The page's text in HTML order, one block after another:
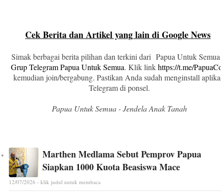
Cek Berita dan Artikel yang lain di Google News
Simak berbagai berita pilihan dan terkini dari Papua Untuk
Grup Telegram Papua Untuk Semua. Klik linkhttps://t.me/
kemudian join/bergabung. Pastikan Anda sudah menginstall
Telegram di ponsel.
Papua Untuk Semua - Jendela Anak Tanah
Marthen Medlama Sebut Pemprov Papua
Siapkan 1000 Kuota Beasiswa Mace
12/07/2026 - klik judul untuk membaca